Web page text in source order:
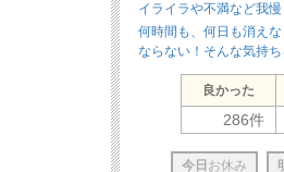
イライラや不満など我
何時間も、何日も消え
ならない！そんな気持
良かった
286件
今日 お休み